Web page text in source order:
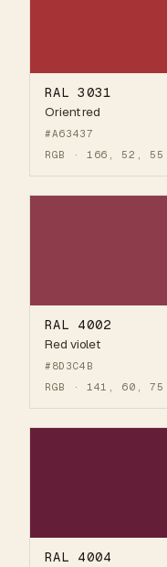
RAL 3031
Orient red
#A63437
RGB · 166, 52, 55
RAL 4002
Red violet
#8D3C4B
RGB · 141, 60, 75
RAL 4004